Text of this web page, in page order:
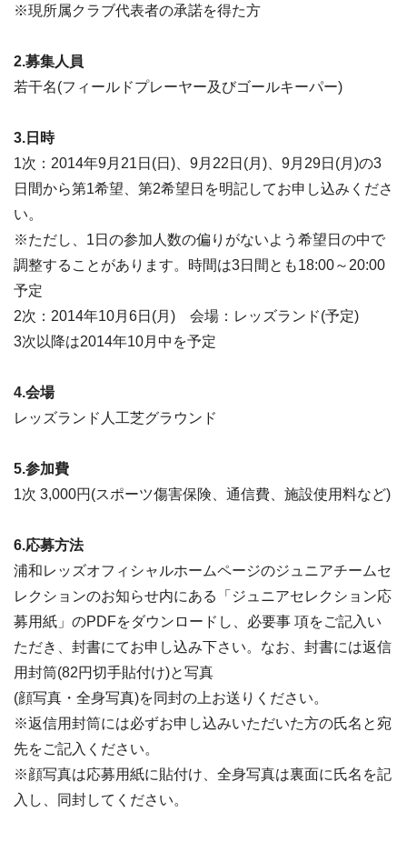
※現所属クラブ代表者の承諾を得た方
2.募集人員
若干名(フィールドプレーヤー及びゴールキーパー)
3.日時
1次：2014年9月21日(日)、9月22日(月)、9月29日(月)の3
日間から第1希望、第2希望日を明記してお申し込みくださ
い。
※ただし、1日の参加人数の偏りがないよう希望日の中で
調整することがあります。時間は3日間とも18:00～20:00
予定
2次：2014年10月6日(月) 会場：レッズランド(予定)
3次以降は2014年10月中を予定
4.会場
レッズランド人工芝グラウンド
5.参加費
1次 3,000円(スポーツ傷害保険、通信費、施設使用料など)
6.応募方法
浦和レッズオフィシャルホームページのジュニアチームセ
レクションのお知らせ内にある「ジュニアセレクション応
募用紙」のPDFをダウンロードし、必要事 項をご記入い
ただき、封書にてお申し込み下さい。なお、封書には返信
用封筒(82円切手貼付け)と写真
(顔写真・全身写真)を同封の上お送りください。
※返信用封筒には必ずお申し込みいただいた方の氏名と宛
先をご記入ください。
※顔写真は応募用紙に貼付け、全身写真は裏面に氏名を記
入し、同封してください。